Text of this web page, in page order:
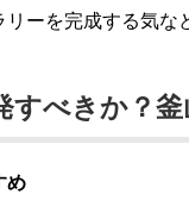
リーを完成する気な
すべきか？
め